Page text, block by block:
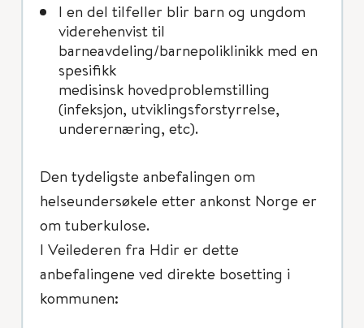
I en del tilfeller blir barn og ungdom
viderehenvist til
barneavdeling/barnepoliklinikk med en
spesifikk
medisinsk hovedproblemstilling
(infeksjon, utviklingsforstyrrelse,
underernæring, etc).
Den tydeligste anbefalingen om
helseundersøkele etter ankonst Norge er
om tuberkulose.
I Veilederen fra Hdir er dette
anbefalingene ved direkte bosetting i
kommunen: